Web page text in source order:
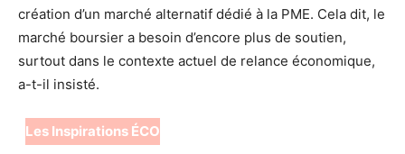
création d’un marché alternatif dédié à la PME. Cela dit, le
marché boursier a besoin d’encore plus de soutien,
surtout dans le contexte actuel de relance économique,
a-t-il insisté.
Les Inspirations ÉCO